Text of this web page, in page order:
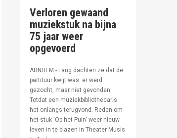
Verloren gewaand
muziekstuk na bijna
75 jaar weer
opgevoerd
ARNHEM - Lang dachten ze dat de
partituur kwijt was: er werd
gezocht, maar niet gevonden.
Totdat een muziekbibliothecaris
het onlangs terugvond. Reden om
het stuk 'Op het Puin' weer nieuw
leven in te blazen in Theater Musis